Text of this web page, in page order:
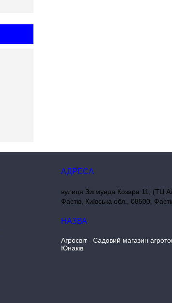
вулиця Зигмунда Козара 11, (ТЦ
Фастів, Київська обл., 08500,
Агросвіт - Садовий магазин
Юнаків